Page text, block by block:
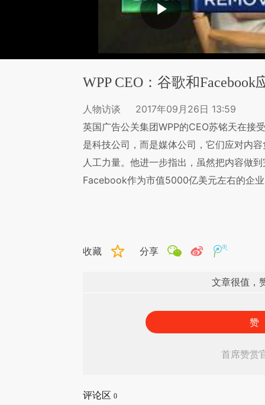
WPP CEO：谷歌和
人物访谈
2017年09月26日 13:59
英国广告公关集团WPP的CEO苏铭天在接
是科技公司，而是媒体公司，它们应对内
人工力量。他进一步指出，虽然把内容做
Facebook作为市值5000亿美元左右的企
收藏 分享
文章很值，
赞
首席赞赏
评论区 0